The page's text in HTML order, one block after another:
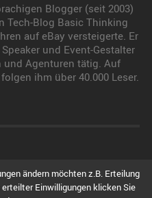
Blogger (seit 2003)
Tech-Blog Basic Thinking
auf eBay versteigerte. Er
und Event-Gestalter
und Agenturen tätig. Auf
ihm über 40.000 Leser.
ändern möchten z.B. Erteilung
Einwilligungen klicken Sie